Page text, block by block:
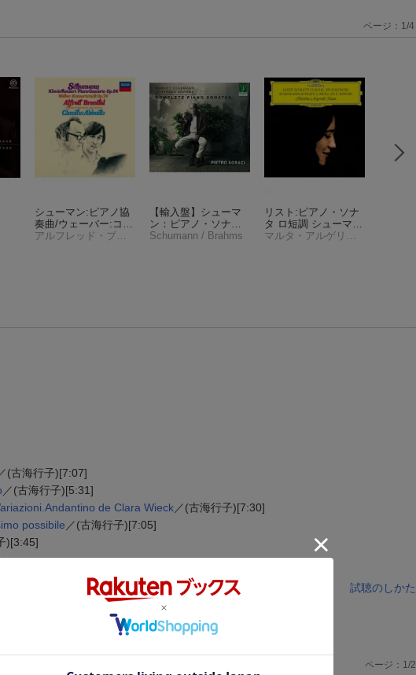
シューマン:ピアノ協
奏曲/ウェーバー:コン
ツェルトシュテュッ
【輸入盤】シューマ
ン：ピアノ・ソナタ
第1番、第2番、第3
Schumann / Brahms
リスト:ピアノ・ソナ
タ ロ短調 シューマ
ン:ピアノ・ソナタ第2
ページ： 1 /4
(古海行子)[7:07]
／(古海行子)[5:31]
de Clara Wieck／(古海行子)[7:30]
possibile ／(古海行子)[7:05]
)[3:45]
試聴のしかた
ページ：1/2